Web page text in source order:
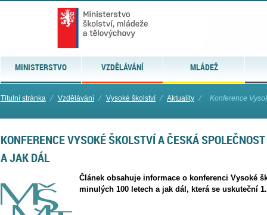
MINISTERSTVO VZDĚLÁVÁNÍ MLÁDEŽ
Titulní stránka ⁄ Vzdělávání ⁄ Vysoké školství ⁄ Aktuality ⁄ Konference
KONFERENCE VYSOKÉ ŠKOLSTVÍ A ČESKÁ
A JAK DÁL
Článek obsahuje informace o konferenci Vysoké
minulých 100 letech a jak dál, která se uskuteční